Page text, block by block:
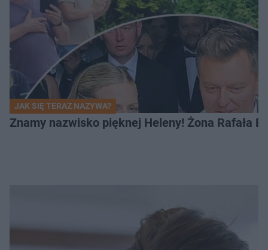
JAK SIĘ TERAZ NAZYWA?
Znamy nazwisko pięknej Heleny! Żona Rafała